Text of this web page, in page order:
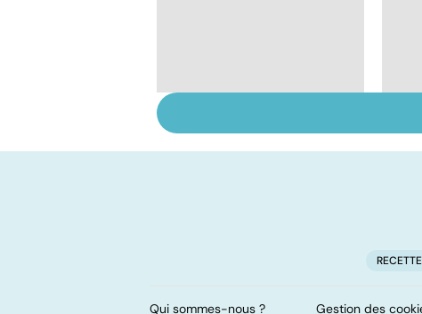
domicile, c'est facile !
Qui sommes-nous ? Gestion des